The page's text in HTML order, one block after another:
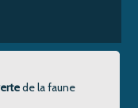
de la faune